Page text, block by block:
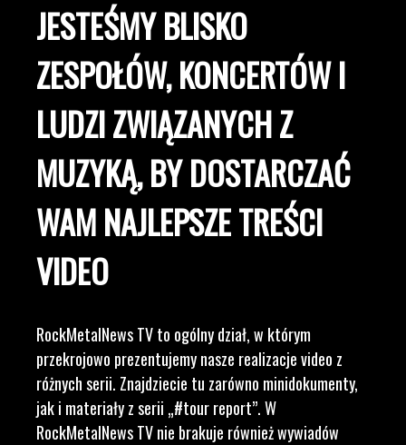
JESTEŚMY BLISKO
ZESPOŁÓW, KONCERTÓW I
LUDZI ZWIĄZANYCH Z
MUZYKĄ, BY DOSTARCZAĆ
WAM NAJLEPSZE TREŚCI
VIDEO
RockMetalNews TV to ogólny dział, w którym
przekrojowo prezentujemy nasze realizacje video z
różnych serii. Znajdziecie tu zarówno minidokumenty,
jak i materiały z serii „#tour report”. W
RockMetalNews TV nie brakuje również wywiadów